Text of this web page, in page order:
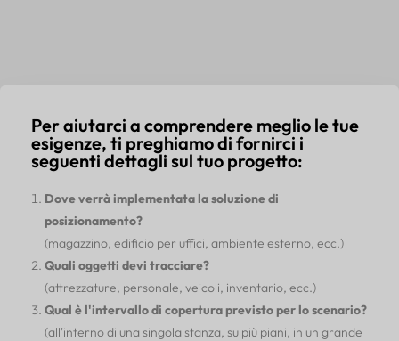
Per aiutarci a comprendere meglio le tue
esigenze, ti preghiamo di fornirci i
seguenti dettagli sul tuo progetto:
Dove verrà implementata la soluzione di
posizionamento?
(magazzino, edificio per uffici, ambiente esterno, ecc.)
Quali oggetti devi tracciare?
(attrezzature, personale, veicoli, inventario, ecc.)
Qual è l'intervallo di copertura previsto per lo scenario?
(all'interno di una singola stanza, su più piani, in un grande